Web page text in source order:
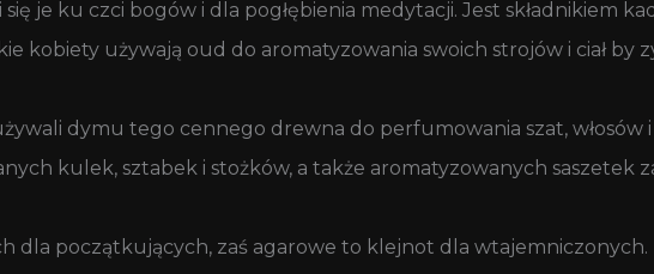
je ku czci bogów i dla pogłębienia medytacji. Jest składnikiem
kobiety używają oud do aromatyzowania swoich strojów i ciał by
dymu tego cennego drewna do perfumowania szat, włosów
kulek, sztabek i stożków, a także aromatyzowanych
dla początkujących, zaś agarowe to klejnot dla wtajemniczonych.